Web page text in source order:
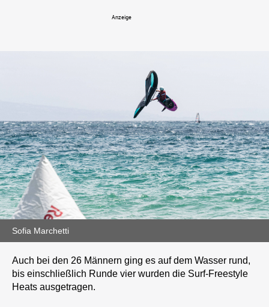
Sofia Marchetti
Auch bei den 26 Männern ging es auf dem Wasser rund,
bis einschließlich Runde vier wurden die Surf-Freestyle
Heats ausgetragen.